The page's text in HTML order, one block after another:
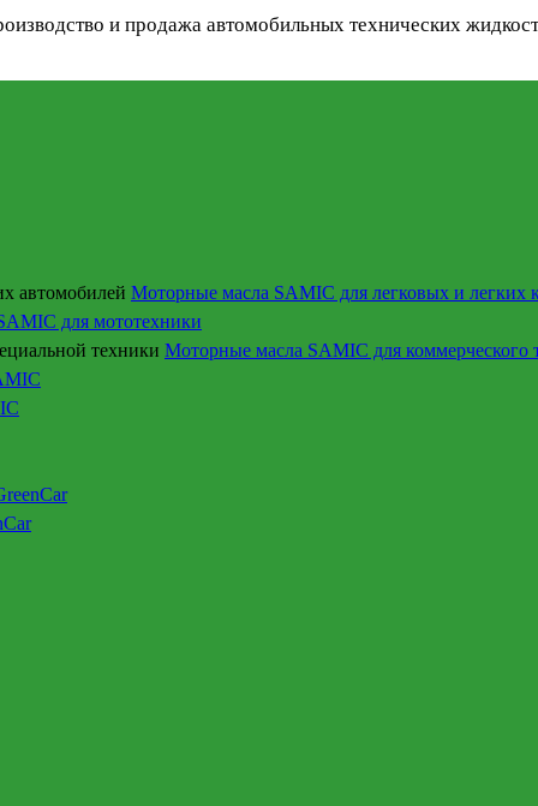
и продажа автомобильных технических
Моторные масла SAMIC для легковых и легких
для мототехники
Моторные масла SAMIC для коммерческого